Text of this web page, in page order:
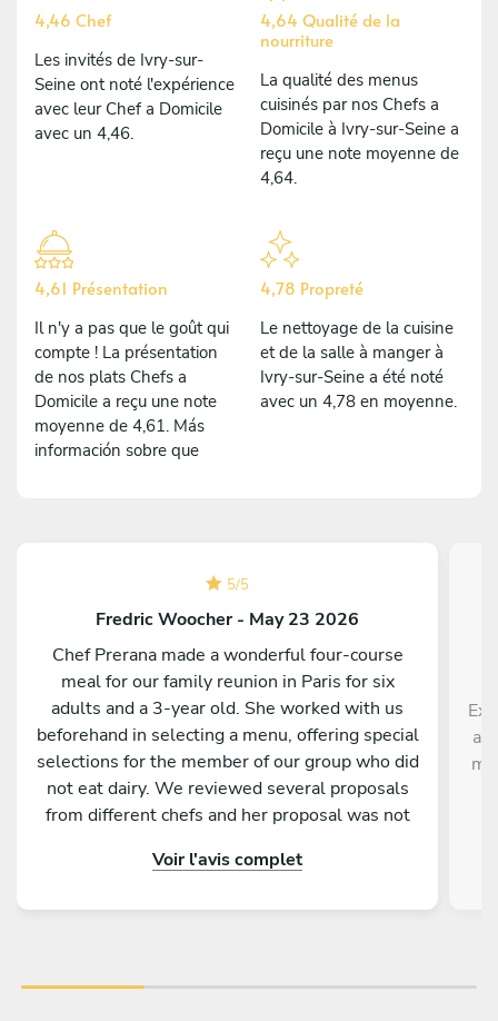
4,46 Chef
Les invités de Ivry-sur-
Seine ont noté l'expérience
avec leur Chef a Domicile
avec un 4,46.
4,64 Qualité de la
nourriture
La qualité des menus
cuisinés par nos Chefs a
Domicile à Ivry-sur-Seine a
reçu une note moyenne de
4,64.
4,61 Présentation
Il n'y a pas que le goût qui
compte ! La présentation
de nos plats Chefs a
Domicile a reçu une note
moyenne de 4,61. Más
información sobre que
4,78 Propreté
Le nettoyage de la cuisine
et de la salle à manger à
Ivry-sur-Seine a été noté
avec un 4,78 en moyenne.
5/5
Fredric Woocher - May 23 2026
Chef Prerana made a wonderful four-course
meal for our family reunion in Paris for six
adults and a 3-year old. She worked with us
beforehand in selecting a menu, offering special
selections for the member of our group who did
not eat dairy. We reviewed several proposals
from different chefs and her proposal was not
she was the only one to include three different
Voir l'avis complet